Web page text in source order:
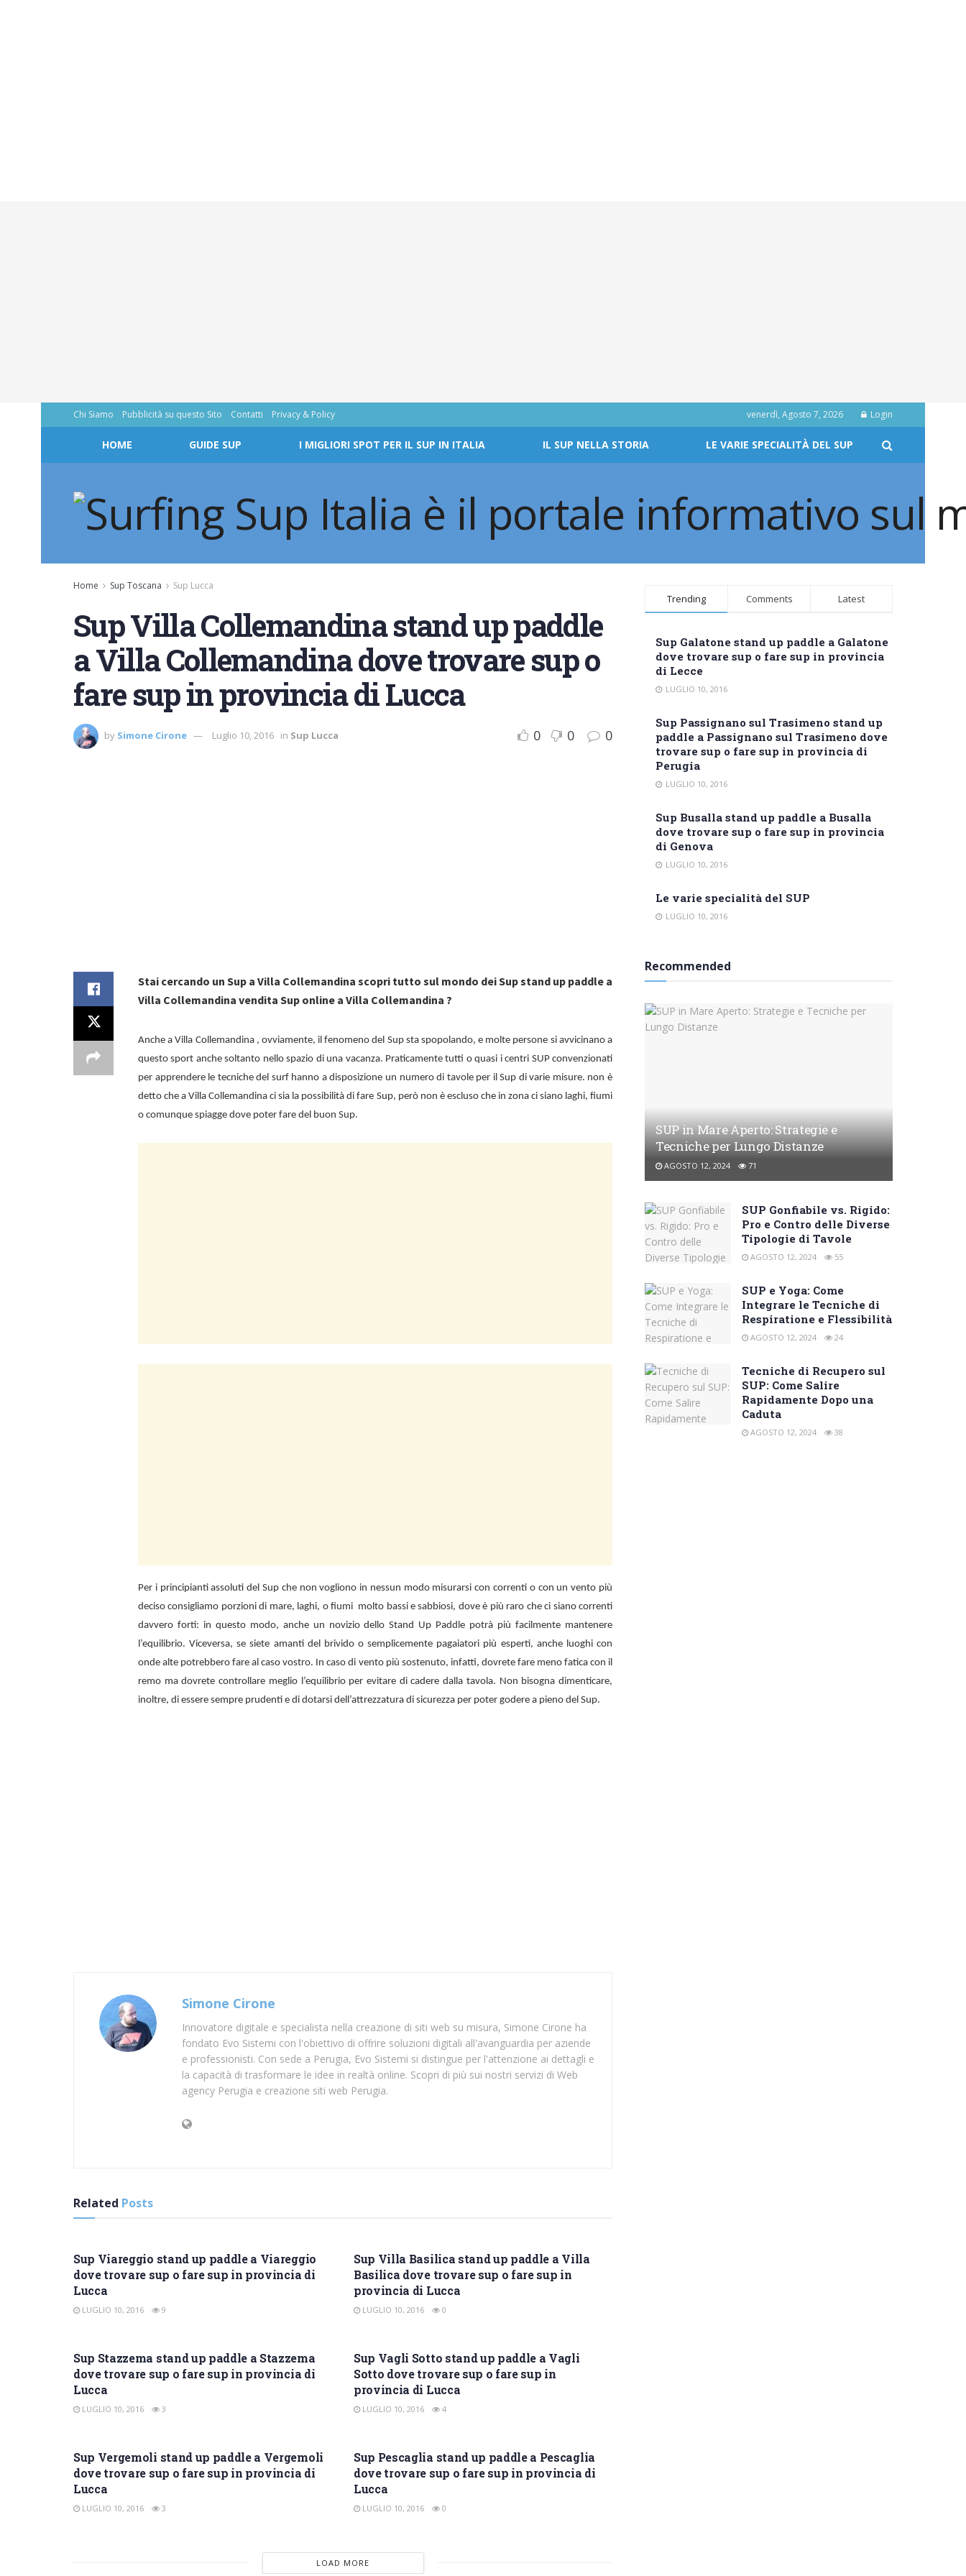
Chi Siamo Pubblicità su questo Sito Contatti Privacy & Policy venerdì, Agosto 7, 2026 Login
HOME GUIDE SUP I MIGLIORI SPOT PER IL SUP IN ITALIA IL SUP NELLA STORIA LE VARIE SPECIALITÀ DEL SUP
Home Sup Toscana Sup Lucca
Sup Villa Collemandina stand up paddle
a Villa Collemandina dove trovare sup o
fare sup in provincia di Lucca
by Simone Cirone Luglio 10, 2016 in Sup Lucca 0 0 0
Stai cercando un Sup a Villa Collemandina scopri tutto sul mondo dei Sup stand up paddle a
Villa Collemandina vendita Sup online a Villa Collemandina ?
Anche aVilla Collemandina , ovviamente, il fenomeno del Sup sta spopolando, e molte persone si avvicinano a
questo sport anche soltanto nello spazio di una vacanza. Praticamente tutti o quasi i centri SUP convenzionati
per apprendere le tecniche del surf hanno a disposizione un numero di tavole per il Sup di varie misure. non è
detto che aVilla Collemandina ci sia la possibilità di fare Sup, però non è escluso che in zona ci siano laghi, fiumi
o comunque spiagge dove poter fare del buon Sup.
Per i principianti assoluti del Sup che non vogliono in nessun modo misurarsi con correnti o con un vento più
deciso consigliamo porzioni di mare, laghi, o fiumi molto bassi e sabbiosi, dove è più raro che ci siano correnti
davvero forti: in questo modo, anche un novizio delloStand Up Paddle potrà più facilmente mantenere
l’equilibrio. Viceversa, se siete amanti del brivido o semplicemente pagaiatori più esperti, anche luoghi con
onde alte potrebbero fare al caso vostro. In caso di vento più sostenuto, infatti, dovrete fare meno fatica con il
remo ma dovrete controllare meglio l’equilibrio per evitare di cadere dalla tavola. Non bisogna dimenticare,
inoltre, di essere sempre prudenti e di dotarsi dell’attrezzatura di sicurezza per poter godere a pieno del Sup.
Simone Cirone
Innovatore digitale e specialista nella creazione di siti web su misura, Simone Cirone ha
fondato Evo Sistemi con l'obiettivo di offrire soluzioni digitali all'avanguardia per aziende
e professionisti. Con sede a Perugia, Evo Sistemi si distingue per l'attenzione ai dettagli e
la capacità di trasformare le idee in realtà online. Scopri di più sui nostri servizi di Web
agency Perugia e creazione siti web Perugia.
Related Posts
Sup Viareggio stand up paddle a Viareggio
dove trovare sup o fare sup in provincia di
Lucca
LUGLIO 10, 2016 9
Sup Villa Basilica stand up paddle a Villa
Basilica dove trovare sup o fare sup in
provincia di Lucca
LUGLIO 10, 2016 0
Sup Stazzema stand up paddle a Stazzema
dove trovare sup o fare sup in provincia di
Lucca
LUGLIO 10, 2016 3
Sup Vagli Sotto stand up paddle a Vagli
Sotto dove trovare sup o fare sup in
provincia di Lucca
LUGLIO 10, 2016 4
Sup Vergemoli stand up paddle a Vergemoli
dove trovare sup o fare sup in provincia di
Lucca
LUGLIO 10, 2016 3
Sup Pescaglia stand up paddle a Pescaglia
dove trovare sup o fare sup in provincia di
Lucca
LUGLIO 10, 2016 0
LOAD MORE
Trending Comments Latest
Sup Galatone stand up paddle a Galatone
dove trovare sup o fare sup in provincia
di Lecce
LUGLIO 10, 2016
Sup Passignano sul Trasimeno stand up
paddle a Passignano sul Trasimeno dove
trovare sup o fare sup in provincia di
Perugia
LUGLIO 10, 2016
Sup Busalla stand up paddle a Busalla
dove trovare sup o fare sup in provincia
di Genova
LUGLIO 10, 2016
Le varie specialità del SUP
LUGLIO 10, 2016
Recommended
SUP in Mare Aperto: Strategie e
Tecniche per Lungo Distanze
AGOSTO 12, 2024 71
SUP Gonfiabile vs. Rigido:
Pro e Contro delle Diverse
Tipologie di Tavole
AGOSTO 12, 2024 55
SUP e Yoga: Come
Integrare le Tecniche di
Respiratione e Flessibilità
AGOSTO 12, 2024 24
Tecniche di Recupero sul
SUP: Come Salire
Rapidamente Dopo una
Caduta
AGOSTO 12, 2024 38